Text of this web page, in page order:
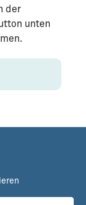
der
unten